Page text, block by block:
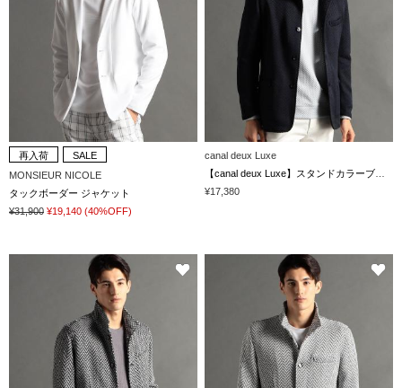
再入荷
SALE
MONSIEUR NICOLE
タックボーダー ジャケット
¥31,900 ¥19,140 (40%OFF)
canal deux Luxe
¥17,380